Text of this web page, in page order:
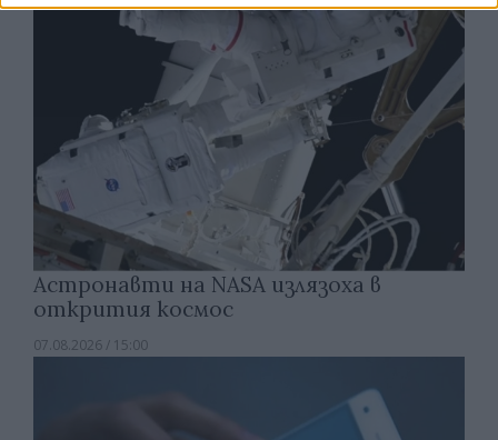
Астронавти на NASA излязоха в
открития космос
07.08.2026 / 15:00